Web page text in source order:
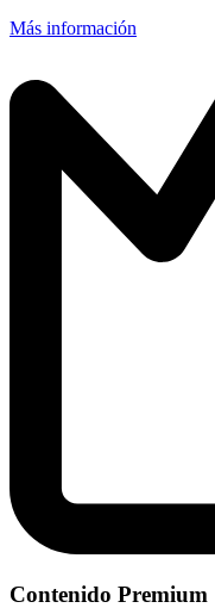
Más información
Contenido Premium